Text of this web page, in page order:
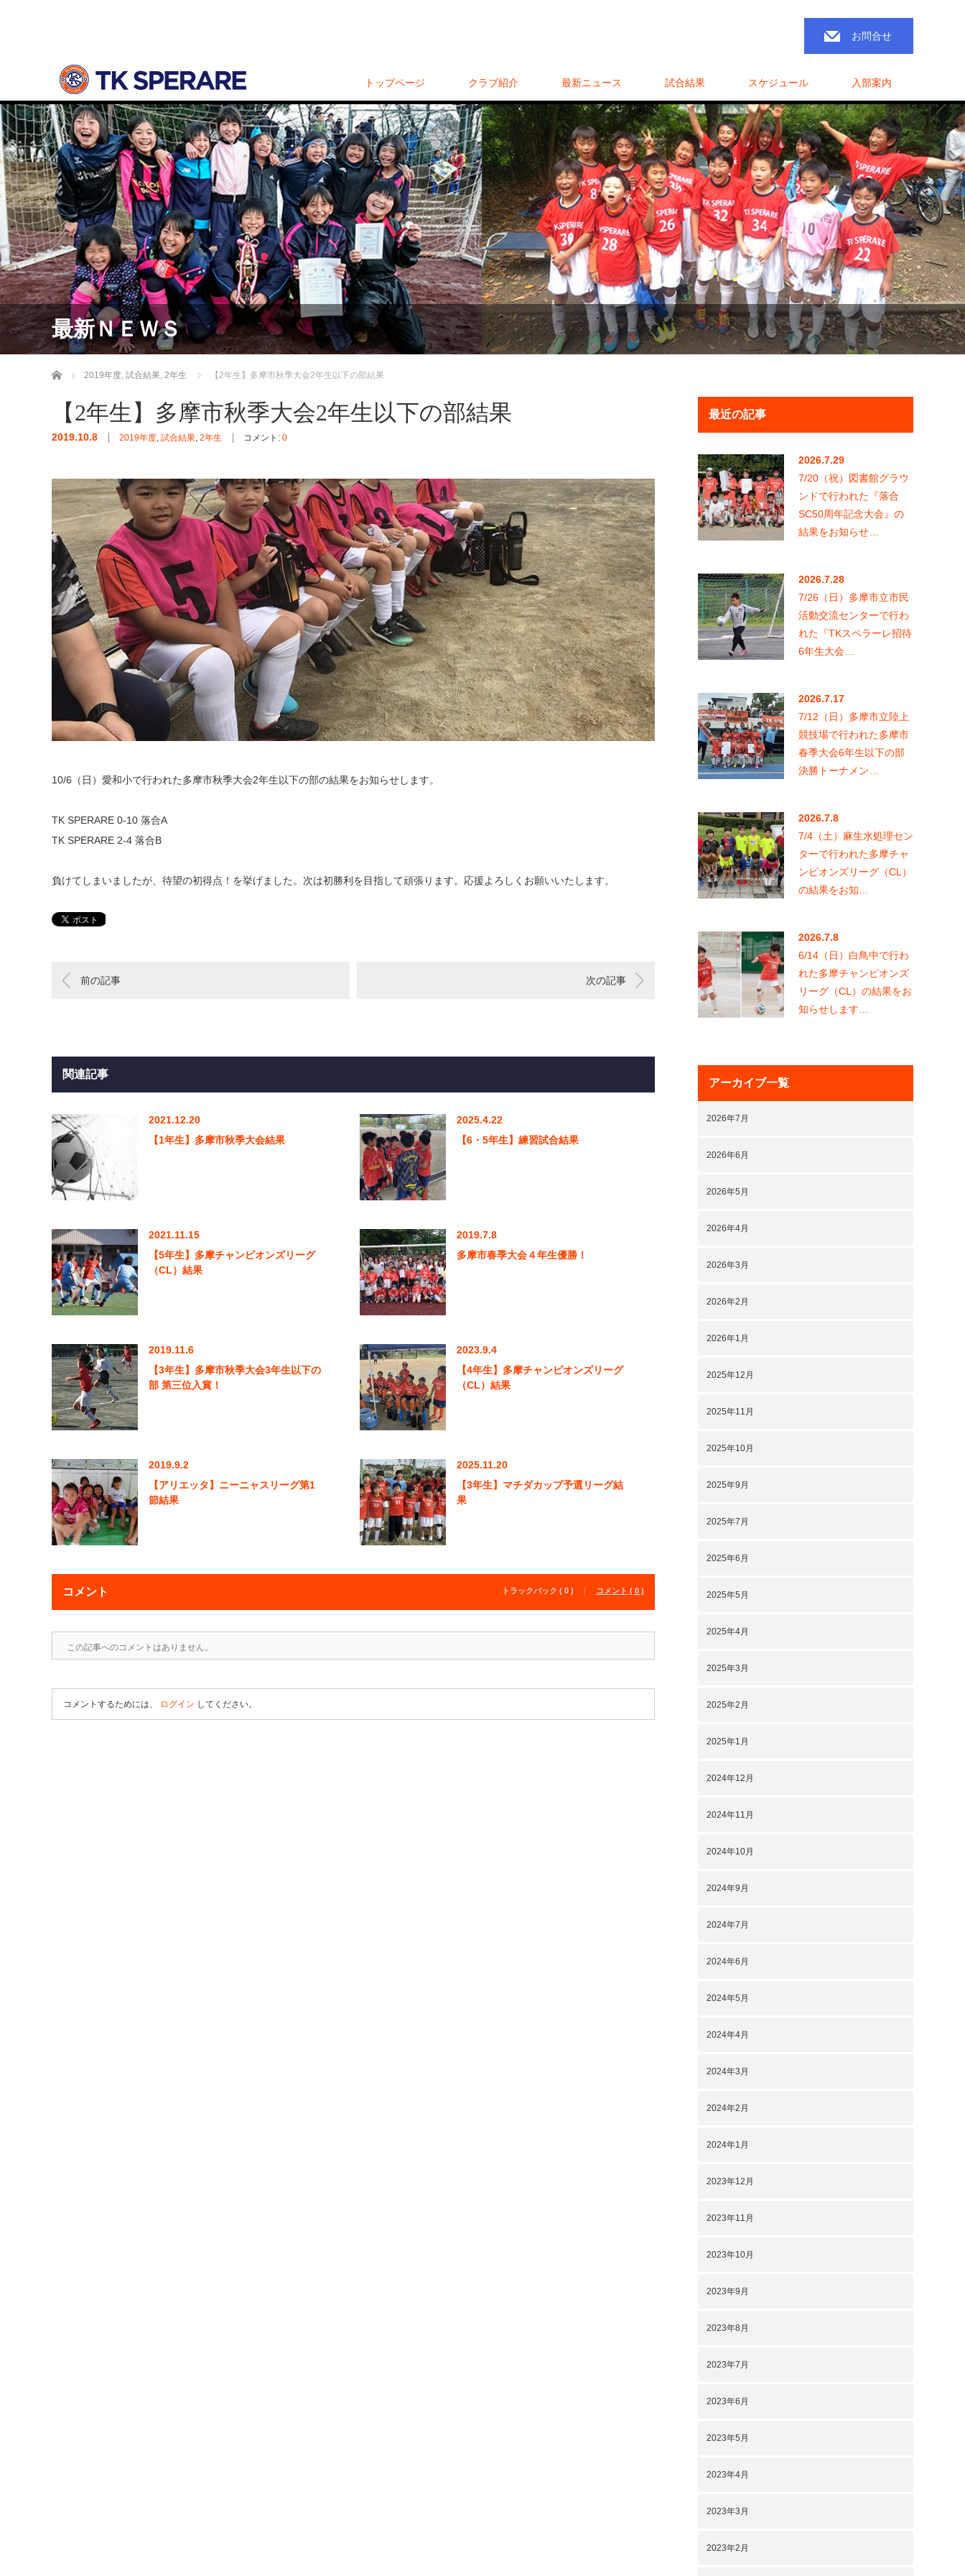
お問合せ
トップページ クラブ紹介 最新ニュース 試合結果 スケジュール 入部案内
最新ＮＥＷＳ
ホーム 2019年度 試合結果 2年生 【2年生】多摩市秋季大会2年生以下の部結果
【2年生】多摩市秋季大会2年生以下の部結果
2019.10.8 2019年度 試合結果 2年生 コメント: 0
10/6（日）愛和小で行われた多摩市秋季大会2年生以下の部の結果をお知らせします。
TK SPERARE 0-10 落合A
TK SPERARE 2-4 落合B
負けてしまいましたが、待望の初得点！を挙げました。次は初勝利を目指して頑張ります。応援よろしくお願いいたします。
前の記事 次の記事
関連記事
2021.12.20
【1年生】多摩市秋季大会結果
2025.4.22
【6・5年生】練習試合結果
2021.11.15
【5年生】多摩チャンピオンズリーグ
（CL）結果
2019.7.8
多摩市春季大会４年生優勝！
2019.11.6
【3年生】多摩市秋季大会3年生以下の
部 第三位入賞！
2023.9.4
【4年生】多摩チャンピオンズリーグ
（CL）結果
2019.9.2
【アリエッタ】ニーニャスリーグ第1
節結果
2025.11.20
【3年生】マチダカップ予選リーグ結
果
コメント トラックバック ( 0 ) コメント ( 0 )
この記事へのコメントはありません。
コメントするためには、 ログイン してください。
最近の記事
2026.7.29
7/20（祝）図書館グラウ
ンドで行われた『落合
SC50周年記念大会』の
結果をお知らせ…
2026.7.28
7/26（日）多摩市立市民
活動交流センターで行わ
れた『TKスペラーレ招待
6年生大会…
2026.7.17
7/12（日）多摩市立陸上
競技場で行われた多摩市
春季大会6年生以下の部
決勝トーナメン…
2026.7.8
7/4（土）麻生水処理セン
ターで行われた多摩チャ
ンピオンズリーグ（CL）
の結果をお知…
2026.7.8
6/14（日）白鳥中で行わ
れた多摩チャンピオンズ
リーグ（CL）の結果をお
知らせします…
アーカイブ一覧
2026年7月
2026年6月
2026年5月
2026年4月
2026年3月
2026年2月
2026年1月
2025年12月
2025年11月
2025年10月
2025年9月
2025年7月
2025年6月
2025年5月
2025年4月
2025年3月
2025年2月
2025年1月
2024年12月
2024年11月
2024年10月
2024年9月
2024年7月
2024年6月
2024年5月
2024年4月
2024年3月
2024年2月
2024年1月
2023年12月
2023年11月
2023年10月
2023年9月
2023年8月
2023年7月
2023年6月
2023年5月
2023年4月
2023年3月
2023年2月